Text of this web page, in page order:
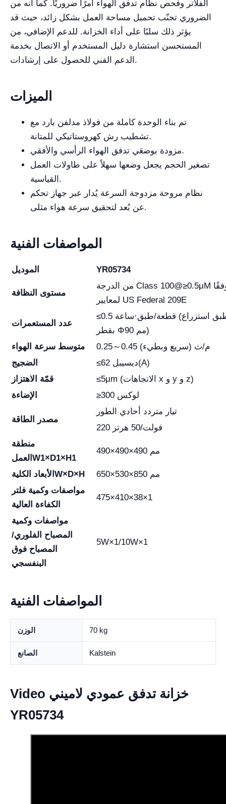
الفلاتر وفحص نظام تدفق الهواء أمرًا ضروريًا. كما أنه من
الضروري تجنّب تحميل مساحة العمل بشكل زائد، حيث قد
يؤثر ذلك سلبًا على أداء الخزانة. للدعم الإضافي، من
المستحسن استشارة دليل المستخدم أو الاتصال بخدمة
الدعم الفني للحصول على إرشادات.
الميزات
تم بناء الوحدة كاملة من فولاذ مدلفن بارد مع
تشطيب رش كهروستاتيكي للمتانة.
مزودة بوضعَي تدفق الهواء الرأسي والأفقي.
تصغير الحجم يجعل وضعها سهلاً على طاولات العمل
القياسية.
نظام مروحة مزدوجة السرعة يُدار عبر جهاز تحكم
عن بُعد لتحقيق سرعة هواء مثلى.
المواصفات الفنية
الموديل YR05734
مستوى النظافة
من الدرجة Class 100@≥0.5μM وفقًا
لمعايير US Federal 209E
عدد المستعمرات
≤0.5 قطعة/طبق·ساعة (طبق استزراع
بقطر Φ90 مم)
متوسط سرعة الهواء
0.25～0.45 م/ث (سريع وبطيء)
الضجيج
≤62 ديسيبل(A)
قمّة الاهتزاز
≤5μm (الاتجاهات x و y و z)
الإضاءة
≥300 لوكس
مصدر الطاقة
تيار متردد أحادي الطور
220 فولت/50 هرتز
منطقة
العمل W1×D1×H1
490×490×490 مم
الأبعاد الكلية W×D×H
650×530×850 مم
مواصفات وكمية فلتر
الكفاءة العالية
475×410×38×1
مواصفات وكمية
المصباح الفلوري/
المصباح فوق
البنفسجي
5W×1/10W×1
المواصفات الفنية
الوزن 70 kg
الصانع Kalstein
Video خزانة تدفق عمودي لاميني
YR05734